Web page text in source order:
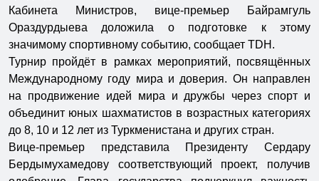
Кабинета Министров, вице-премьер Байрамгуль
Ораздурдыева доложила о подготовке к этому
значимому спортивному событию, сообщает TDH.
Турнир пройдёт в рамках мероприятий, посвящённых
Международному году мира и доверия. Он направлен
на продвижение идей мира и дружбы через спорт и
объединит юных шахматистов в возрастных категориях
до 8, 10 и 12 лет из Туркменистана и других стран.
Вице-премьер представила Президенту Сердару
Бердымухамедову соответствующий проект, получив